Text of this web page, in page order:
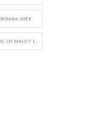
GEEK
LO BUENO, LO MALO Y LO FEO